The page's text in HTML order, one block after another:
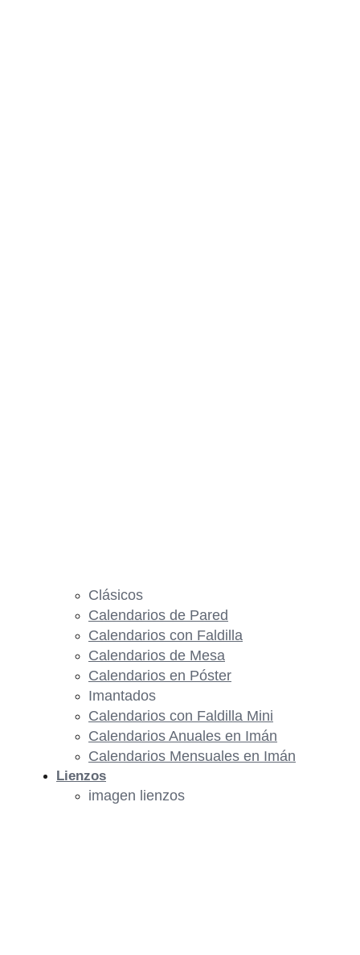
Clásicos
Calendarios de Pared
Calendarios con Faldilla
Calendarios de Mesa
Calendarios en Póster
Imantados
Calendarios con Faldilla Mini
Calendarios Anuales en Imán
Calendarios Mensuales en Imán
Lienzos
imagen lienzos